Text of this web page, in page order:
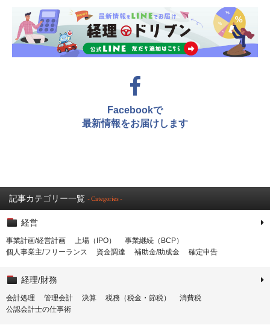
Facebookで
最新情報をお届けします
記事カテゴリー一覧 - Categories -
経営
事業計画/経営計画 上場（IPO）
事業継続（BCP）
個人事業主/フリーランス
資金調達 補助金/助成金 確定申告
経理/財務
会計処理 管理会計 決算 税務（税金・節税）
消費税
公認会計士の仕事術